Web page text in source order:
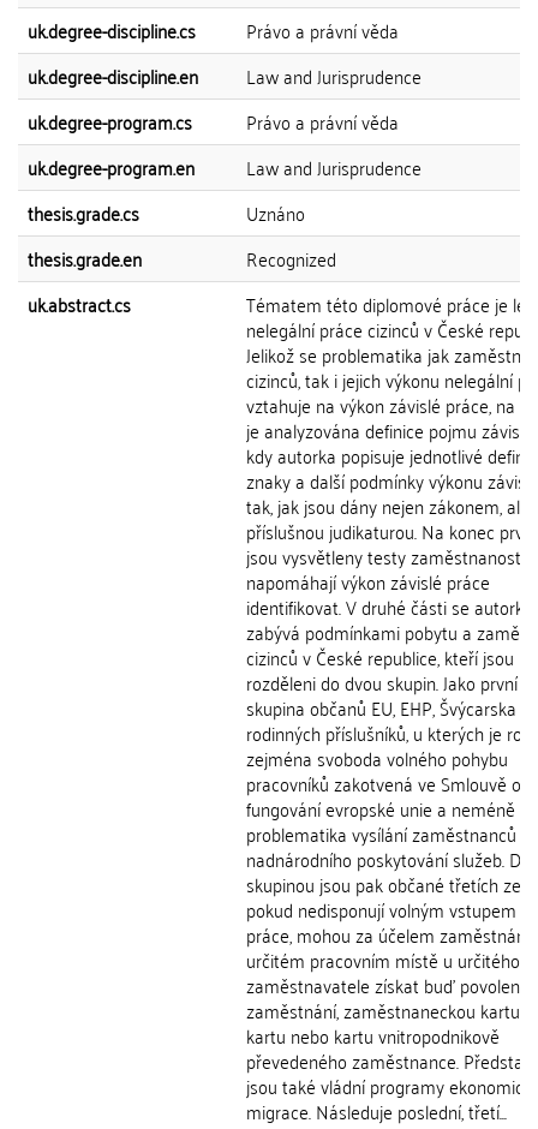
uk.degree-discipline.cs
Právo a právní věda
uk.degree-discipline.en
Law and Jurisprudence
uk.degree-program.cs
Právo a právní věda
uk.degree-program.en
Law and Jurisprudence
thesis.grade.cs
Uznáno
thesis.grade.en
Recognized
uk.abstract.cs
Tématem této diplomové práce je
nelegální práce cizinců v České
Jelikož se problematika jak
cizinců, tak i jejich výkonu nelegální
vztahuje na výkon závislé práce, na
je analyzována definice pojmu
kdy autorka popisuje jednotlivé
znaky a další podmínky výkonu
tak, jak jsou dány nejen zákonem, ale i
příslušnou judikaturou. Na konec
jsou vysvětleny testy zaměstnanosti,
napomáhají výkon závislé práce
identifikovat. V druhé části se autorka
zabývá podmínkami pobytu a
cizinců v České republice, kteří jsou
rozděleni do dvou skupin. Jako první je
skupina občanů EU, EHP, Švýcarska
rodinných příslušníků, u kterých je
zejména svoboda volného pohybu
pracovníků zakotvená ve Smlouvě o
fungování evropské unie a neméně
problematika vysílání zaměstnanců v
nadnárodního poskytování služeb.
skupinou jsou pak občané třetích
pokud nedisponují volným vstupem
práce, mohou za účelem zaměstnání
určitém pracovním místě u určitého
zaměstnavatele získat buď povolení k
zaměstnání, zaměstnaneckou kartu,
kartu nebo kartu vnitropodnikově
převedeného zaměstnance.
jsou také vládní programy
migrace. Následuje poslední, třetí...